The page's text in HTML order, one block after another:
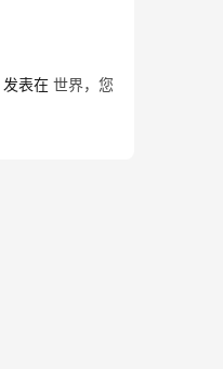
发表在 世界，您